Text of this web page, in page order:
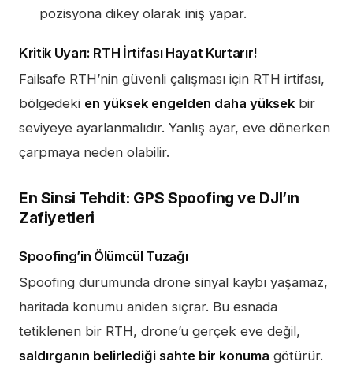
pozisyona dikey olarak iniş yapar.
Kritik Uyarı: RTH İrtifası Hayat Kurtarır!
Failsafe RTH’nin güvenli çalışması için RTH irtifası,
bölgedeki en yüksek engelden daha yüksek bir
seviyeye ayarlanmalıdır. Yanlış ayar, eve dönerken
çarpmaya neden olabilir.
En Sinsi Tehdit: GPS Spoofing ve DJI’ın
Zafiyetleri
Spoofing’in Ölümcül Tuzağı
Spoofing durumunda drone sinyal kaybı yaşamaz,
haritada konumu aniden sıçrar. Bu esnada
tetiklenen bir RTH, drone’u gerçek eve değil,
saldırganın belirlediği sahte bir konuma götürür.